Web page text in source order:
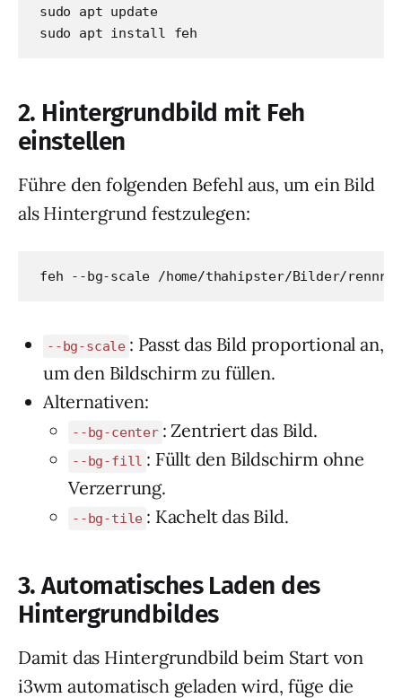
sudo apt update
sudo apt install feh
2. Hintergrundbild mit Feh
einstellen
Führe den folgenden Befehl aus, um ein Bild
als Hintergrund festzulegen:
feh --bg-scale /home/thahipster/Bilder/
--bg-scale : Passt das Bild proportional an,
um den Bildschirm zu füllen.
Alternativen:
--bg-center : Zentriert das Bild.
--bg-fill : Füllt den Bildschirm ohne
Verzerrung.
--bg-tile : Kachelt das Bild.
3.Automatisches Laden des
Hintergrundbildes
Damit das Hintergrundbild beim Start von
i3wm automatisch geladen wird, füge die